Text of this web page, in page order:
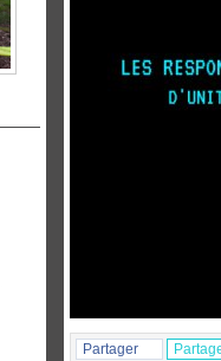
Partager